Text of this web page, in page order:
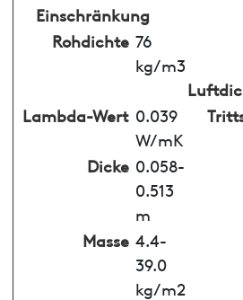
Einschränkung
Rohdichte 76
kg/m3
Lambda-Wert 0.039
W/mK
Dicke 0.058-
0.513
m
Masse 4.4-
39.0
kg/m2